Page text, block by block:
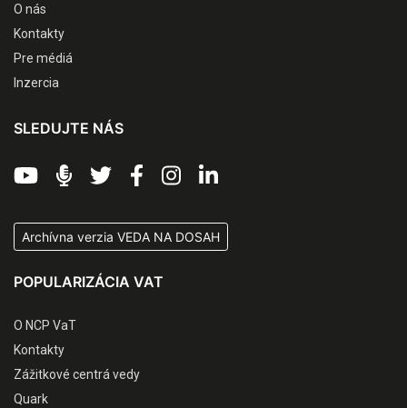
O nás
Kontakty
Pre médiá
Inzercia
SLEDUJTE NÁS
Archívna verzia VEDA NA DOSAH
POPULARIZÁCIA VAT
O NCP VaT
Kontakty
Zážitkové centrá vedy
Quark